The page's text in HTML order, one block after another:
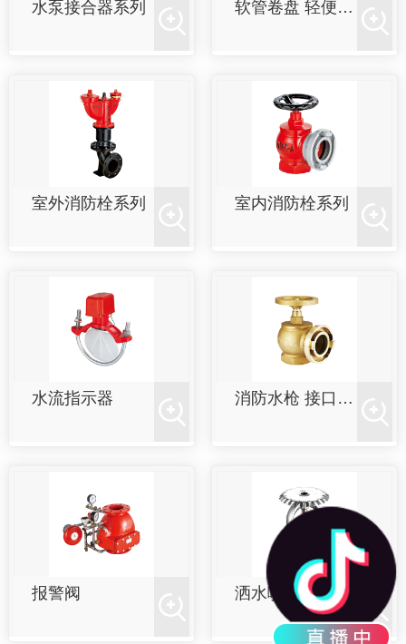
水泵接合器系列 软管卷盘 轻便水龙系列
室外消防栓系列 室内消防栓系列
水流指示器 消防水枪 接口 卷盘栓系列
报警阀 洒水喷头